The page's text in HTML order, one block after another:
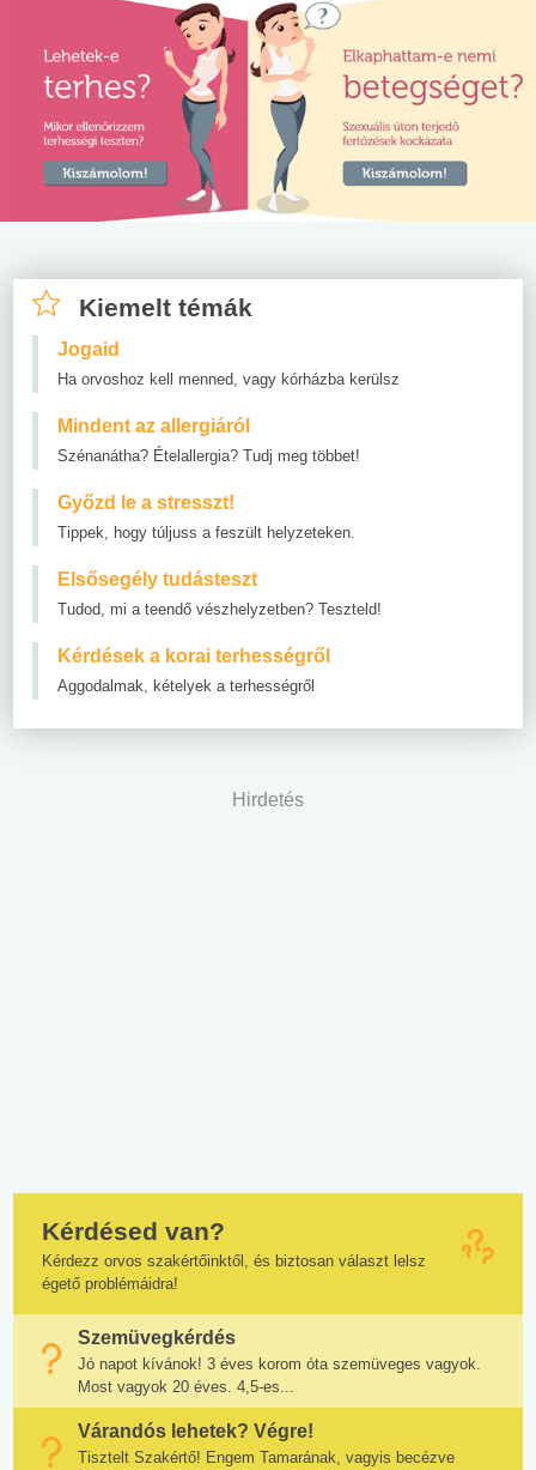
Kiemelt témák
Jogaid
Ha orvoshoz kell menned, vagy kórházba kerülsz
Mindent az allergiáról
Szénanátha? Ételallergia? Tudj meg többet!
Győzd le a stresszt!
Tippek, hogy túljuss a feszült helyzeteken.
Elsősegély tudásteszt
Tudod, mi a teendő vészhelyzetben? Teszteld!
Kérdések a korai terhességről
Aggodalmak, kételyek a terhességről
Hirdetés
Kérdésed van?
Kérdezz orvos szakértőinktől, és biztosan választ lelsz
égető problémáidra!
Szemüvegkérdés
Jó napot kívánok! 3 éves korom óta szemüveges vagyok.
Most vagyok 20 éves. 4,5-es...
Várandós lehetek? Végre!
Tisztelt Szakértő! Engem Tamarának, vagyis becézve